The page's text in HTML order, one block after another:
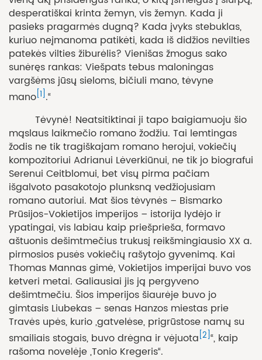
desperatiškai krinta žemyn, vis žemyn. Kada ji
pasieks pragarmės dugną? Kada įvyks stebuklas,
kuriuo neįmanoma patikėti, kada iš didžios nevilties
patekės vilties žiburėlis? Vienišas žmogus sako
sunėręs rankas: Viešpats tebus maloningas
vargšėms jūsų sieloms, bičiuli mano, tėvyne
mano [1] .“
Tėvynė! Neatsitiktinai ji tapo baigiamuoju šio
mąslaus laikmečio romano žodžiu. Tai lemtingas
žodis ne tik tragiškajam romano herojui, vokiečių
kompozitoriui Adrianui Lėverkiūnui, ne tik jo biografui
Serenui Ceitblomui, bet visų pirma pačiam
išgalvoto pasakotojo plunksną vedžiojusiam
romano autoriui. Mat šios tėvynės – Bismarko
Prūsijos-Vokietijos imperijos – istorija lydėjo ir
ypatingai, vis labiau kaip priešprieša, formavo
aštuonis dešimtmečius trukusį reikšmingiausio XX a.
pirmosios pusės vokiečių rašytojo gyvenimą. Kai
Thomas Mannas gimė, Vokietijos imperijai buvo vos
ketveri metai. Galiausiai jis ją pergyveno
dešimtmečiu. Šios imperijos šiaurėje buvo jo
gimtasis Liubekas – senas Hanzos miestas prie
Travės upės, kurio „gatvelėse, prigrūstose namų su
smailiais stogais, buvo drėgna ir vėjuota [2] “, kaip
rašoma novelėje „Tonio Kregeris“.